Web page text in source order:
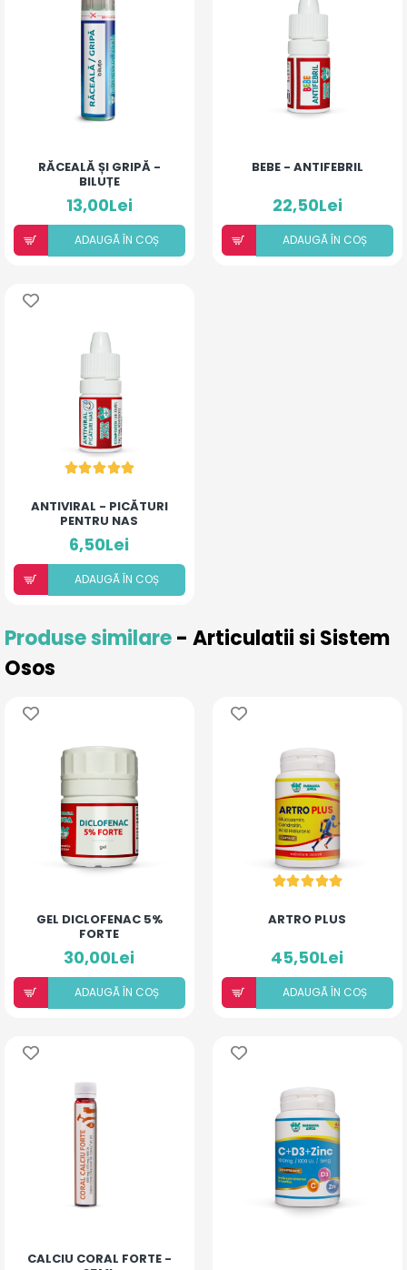
RĂCEALĂ ȘI GRIPĂ -
BILUȚE
13,00Lei
ADAUGÃ ÎN COȘ
BEBE - ANTIFEBRIL
22,50Lei
ADAUGÃ ÎN COȘ
ANTIVIRAL - PICĂTURI
PENTRU NAS
6,50Lei
ADAUGÃ ÎN COȘ
Produse similare- Articulatii si Sistem
Osos
GEL DICLOFENAC 5%
FORTE
30,00Lei
ADAUGÃ ÎN COȘ
ARTRO PLUS
45,50Lei
ADAUGÃ ÎN COȘ
CALCIU CORAL FORTE -